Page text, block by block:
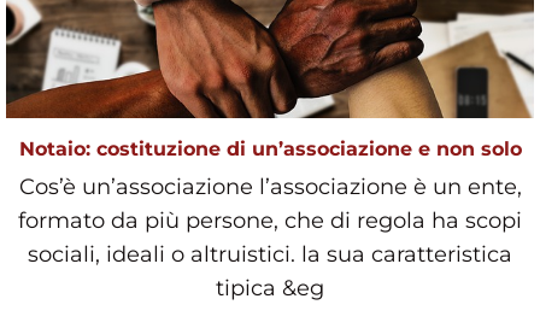
Notaio: costituzione di un’associazione e non solo
Cos’è un’associazione l’associazione è un ente,
formato da più persone, che di regola ha scopi
sociali, ideali o altruistici. la sua caratteristica
tipica &eg